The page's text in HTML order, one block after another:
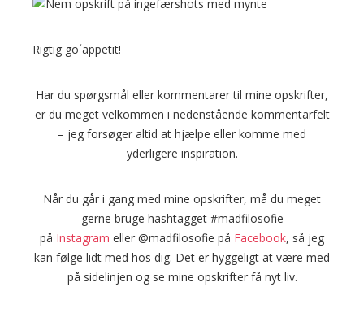
Rigtig go´appetit!
Har du spørgsmål eller kommentarer til mine opskrifter,
er du meget velkommen i nedenstående kommentarfelt
– jeg forsøger altid at hjælpe eller komme med
yderligere inspiration.
Når du går i gang med mine opskrifter, må du meget
gerne bruge hashtagget #madfilosofie
på Instagram eller @madfilosofie på Facebook, så jeg
kan følge lidt med hos dig. Det er hyggeligt at være med
på sidelinjen og se mine opskrifter få nyt liv.